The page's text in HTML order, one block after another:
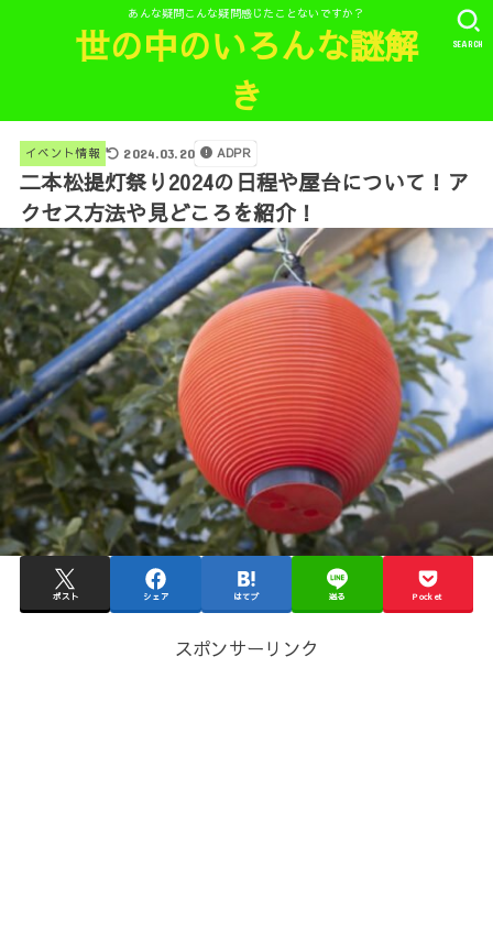
あんな疑問こんな疑問感じたことないですか？
世の中のいろんな謎解
き
SEARCH
イベント情報 2024.03.20 ADPR
二本松提灯祭り2024の日程や屋台について！ア
クセス方法や見どころを紹介！
ポスト シェア はてブ 送る Pocket
スポンサーリンク